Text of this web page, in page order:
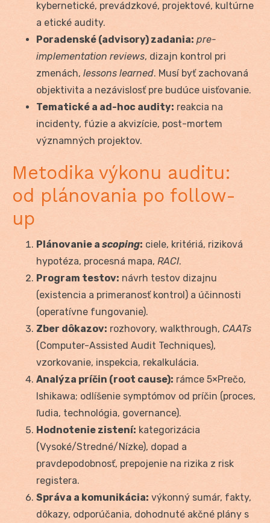
kybernetické, prevádzkové, projektové, kultúrne
a etické audity.
Poradenské (advisory) zadania: pre-
implementation reviews, dizajn kontrol pri
zmenách, lessons learned. Musí byť zachovaná
objektivita a nezávislosť pre budúce uisťovanie.
Tematické a ad-hoc audity: reakcia na
incidenty, fúzie a akvizície, post-mortem
významných projektov.
Metodika výkonu auditu:
od plánovania po follow-
up
Plánovanie a scoping: ciele, kritériá, riziková
hypotéza, procesná mapa, RACI.
Program testov: návrh testov dizajnu
(existencia a primeranosť kontrol) a účinnosti
(operatívne fungovanie).
Zber dôkazov: rozhovory, walkthrough, CAATs
(Computer-Assisted Audit Techniques),
vzorkovanie, inspekcia, rekalkulácia.
Analýza príčin (root cause): rámce 5×Prečo,
Ishikawa; odlíšenie symptómov od príčin (proces,
ľudia, technológia, governance).
Hodnotenie zistení: kategorizácia
(Vysoké/Stredné/Nízke), dopad a
pravdepodobnosť, prepojenie na rizika z risk
registera.
Správa a komunikácia: výkonný sumár, fakty,
dôkazy, odporúčania, dohodnuté akčné plány s